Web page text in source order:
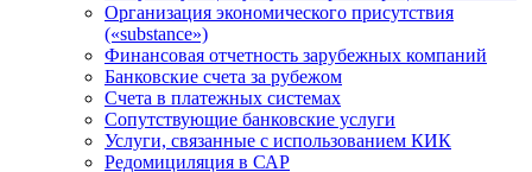
Организация экономического присутствия
(«substance»)
Финансовая отчетность зарубежных компаний
Банковские счета за рубежом
Счета в платежных системах
Сопутствующие банковские услуги
Услуги, связанные с использованием КИК
Редомициляция в САР